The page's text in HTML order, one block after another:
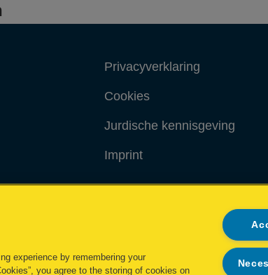
Privacyverklaring
Cookies
Jurdische kennisgeving
Imprint
experience by remembering your
you agree to the storing of cookies on